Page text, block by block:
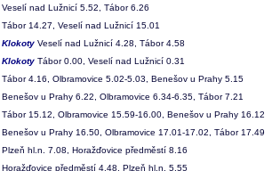
Veselí nad Lužnicí 5.52, Tábor 6.26
Tábor 14.27, Veselí nad Lužnicí 15.01
Klokoty Veselí nad Lužnicí 4.28, Tábor 4.58
Klokoty Tábor 0.00, Veselí nad Lužnicí 0.31
Tábor 4.16, Olbramovice 5.02-5.03, Benešov u Prahy 5.15
Benešov u Prahy 6.22, Olbramovice 6.34-6.35, Tábor 7.21
Tábor 15.12, Olbramovice 15.59-16.00, Benešov u Prahy 16.12
Benešov u Prahy 16.50, Olbramovice 17.01-17.02, Tábor 17.49
Plzeň hl.n. 7.08, Horažďovice předměstí 8.16
Horažďovice předměstí 4.48, Plzeň hl.n. 5.55